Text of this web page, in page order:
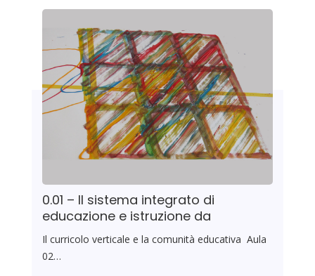
0.01 – Il sistema integrato di
educazione e istruzione da
Il curricolo verticale e la comunità educativa Aula
02…